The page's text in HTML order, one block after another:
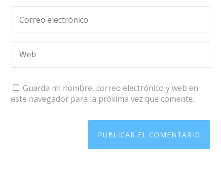
Guarda mi nombre, correo electrónico y web en
este navegador para la próxima vez que comente.